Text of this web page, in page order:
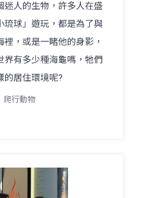
迷人的生物，許多人在盛
琉球」遊玩，都是為了與
裡，或是一睹他的身影，
界有多少種海龜嗎，牠們
的居住環境呢?
爬行動物